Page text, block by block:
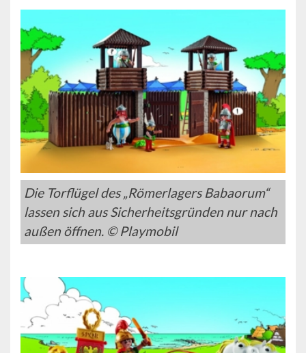
Die Torflügel des „Römerlagers Babaorum“
lassen sich aus Sicherheitsgründen nur nach
außen öffnen. © Playmobil